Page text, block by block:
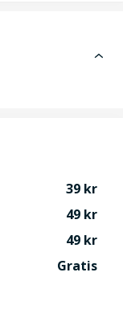
39
49
49
Gratis